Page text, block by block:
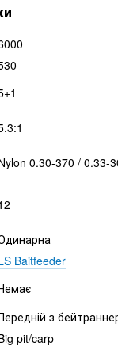
0.30-370 / 0.33-
Baitfeeder
з
pit/carp